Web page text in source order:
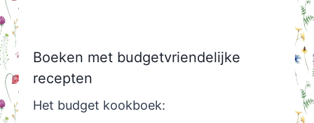
Boeken met budgetvriendelijke
recepten
Het budget kookboek: